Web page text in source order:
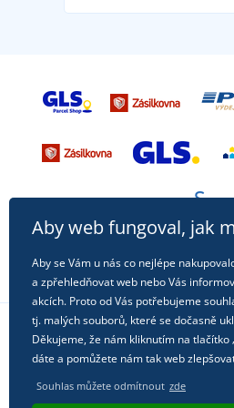
Sledujte nás na
Aby web fungoval, jak
Aby se Vám u nás co nejlépe
a zpřehledňovat web nebo Vás
akcích. Proto od Vás potřebujeme
tj. malých souborů, které se dočasně
Děkujeme, že nám kliknutím na tlačítko
dáte a pomůžete nám tak web
Souhlas můžete odmítnout zde